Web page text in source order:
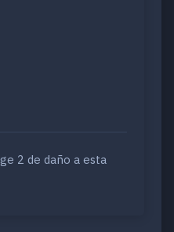
2 de daño a esta